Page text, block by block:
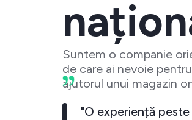
Suntem o companie
de care ai nevoie
ajutorul unui magazin
"O experiență